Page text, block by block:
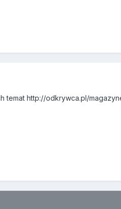
temat http://odkrywca.pl/